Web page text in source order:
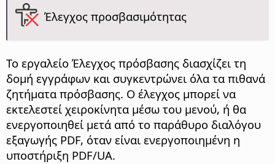
Έλεγχος προσβασιμότητας
Το εργαλείο Έλεγχος πρόσβασης διασχίζει τη
δομή εγγράφων και συγκεντρώνει όλα τα πιθανά
ζητήματα πρόσβασης. Ο έλεγχος μπορεί να
εκτελεστεί χειροκίνητα μέσω του μενού, ή θα
ενεργοποιηθεί μετά από το παράθυρο διαλόγου
εξαγωγής PDF, όταν είναι ενεργοποιημένη η
υποστήριξη PDF/UA.